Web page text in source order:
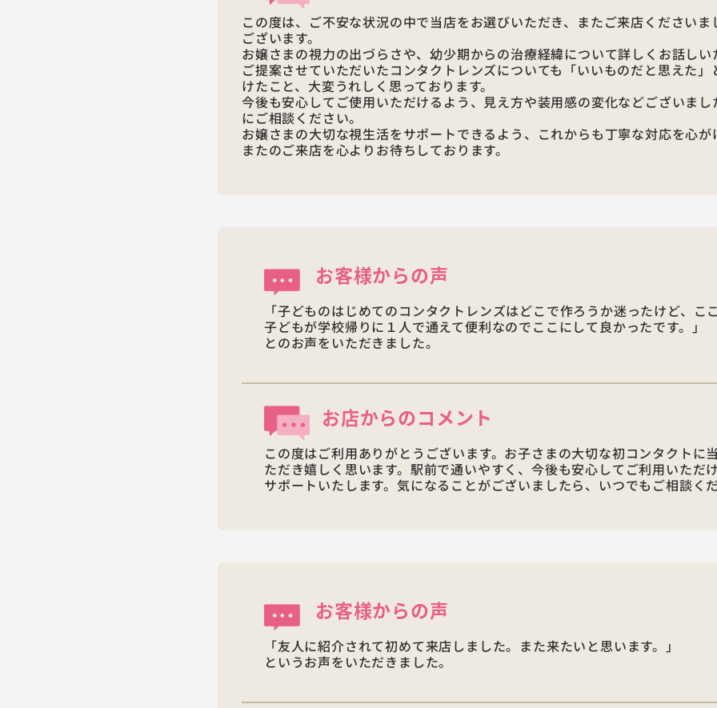
この度は、ご不安な状況の中で当店をお選びいただき、またご来店くださいま
ございます。
お嬢さまの視力の出づらさや、幼少期からの治療経緯について詳しくお話しい
ご提案させていただいたコンタクトレンズについても「いいものだと思えた」
けたこと、大変うれしく思っております。
今後も安心してご使用いただけるよう、見え方や装用感の変化などございま
にご相談ください。
お嬢さまの大切な視生活をサポートできるよう、これからも丁寧な対応を心が
またのご来店を心よりお待ちしております。
お客様からの声
「子どものはじめてのコンタクトレンズはどこで作ろうか迷ったけど、こ
子どもが学校帰りに１人で通えて便利なのでここにして良かったです。」
とのお声をいただきました。
お店からのコメント
この度はご利用ありがとうございます。お子さまの大切な初コンタクトに
ただき嬉しく思います。駅前で通いやすく、今後も安心してご利用いただ
サポートいたします。気になることがございましたら、いつでもご相談くだ
お客様からの声
「友人に紹介されて初めて来店しました。また来たいと思います。」
というお声をいただきました。